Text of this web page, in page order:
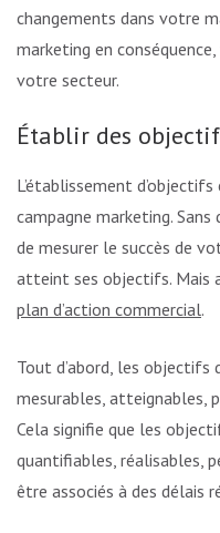
changements dans votre
marketing en
votre secteur.
Établir des
L’établissement
campagne marketing.
de mesurer le succès de
atteint ses objectifs. Mais
plan d’action commercial.
Tout d’abord, les objectifs
mesurables, atteignables,
Cela signifie que les
quantifiables, réalisables,
être associés à des délais